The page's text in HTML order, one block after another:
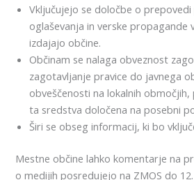
Vključujejo se določbe o
oglaševanja in verske propagande
izdajajo občine.
Občinam se nalaga obveznost
zagotavljanje pravice do javnega
obveščenosti na lokalnih
ta sredstva določena na posebni
Širi se obseg informacij, ki bo
Mestne občine lahko komentarje na
o medijih posredujejo na ZMOS do 12.